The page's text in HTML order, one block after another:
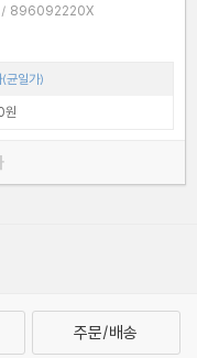
ISBN : 9788960922204 / 896092220X
균일가)
원
주문/배송